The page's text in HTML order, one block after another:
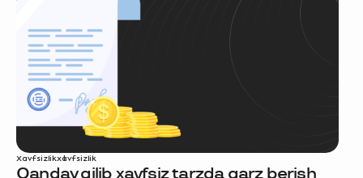
Xavfsizlikxavfsizlik
Qanday qilib xavfsiz tarzda qarz berish